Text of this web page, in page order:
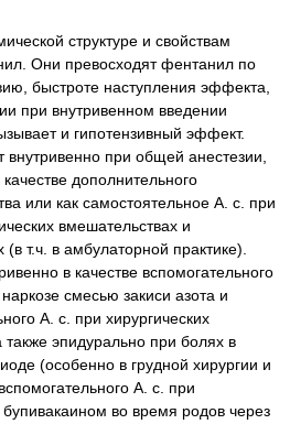
структуре и свойствам
Они превосходят фентанил по
быстроте наступления эффекта,
при внутривенном введении
и гипотензивный эффект.
при общей анестезии,
дополнительного
или как самостоятельное А. с. при
вмешательствах и
т.ч. в амбулаторной практике).
в качестве вспомогательного
смесью закиси азота и
А. с. при хирургических
эпидурально при болях в
(особенно в грудной хирургии и
А. с. при
во время родов через